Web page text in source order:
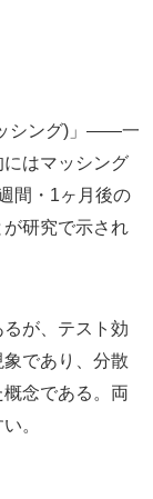
シング)」——一
はマッシング
間・1ヶ月後の
研究で示され
が、テスト効
であり、分散
念である。両
。